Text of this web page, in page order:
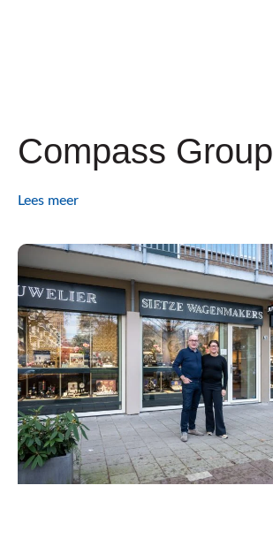
Compass Group
Lees meer